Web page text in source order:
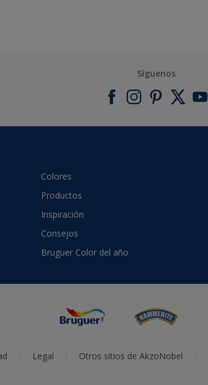
Síguenos
Colores
Productos
Inspiración
Consejos
Bruguer Color del año
Legal Otros sitios de AkzoNobel